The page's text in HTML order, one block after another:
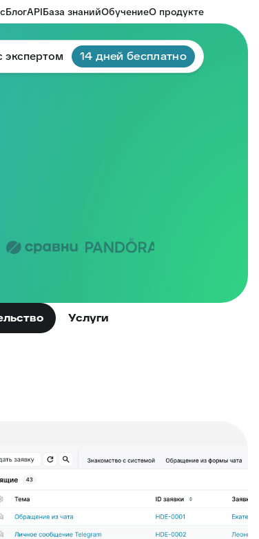
БлогAPIБаза знанийОбучениеО продукте
14 дней бесплатно
Услуги